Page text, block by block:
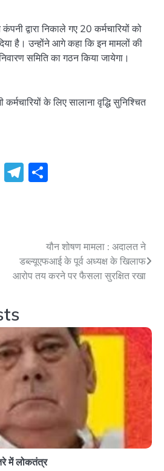
द्वारा निकाले गए 20 कर्मचारियों को
है। उन्होंने आगे कहा कि इन मामलों की
समिति का गठन किया जायेगा।
के लिए सालाना वृद्धि सुनिश्चित
Pinterest
Telegram
यौन शोषण मामला : अदालत ने
डब्ल्यूएफआई के पूर्व अध्यक्ष के खिलाफ
आरोप तय करने पर फैसला सुरक्षित रखा
में लोकतंत्र